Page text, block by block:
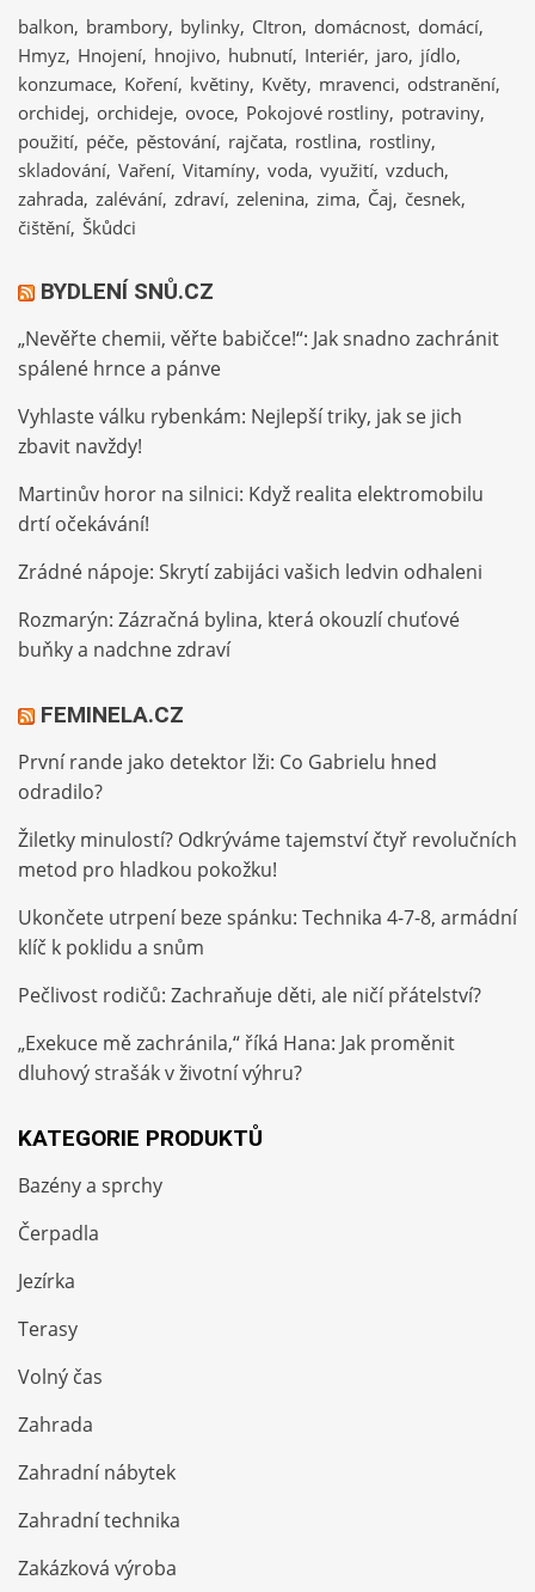
balkon brambory bylinky CItron domácnost domácí
Hmyz Hnojení hnojivo hubnutí Interiér jaro jídlo
konzumace Koření květiny Květy mravenci odstranění
orchidej orchideje ovoce Pokojové rostliny potraviny
použití péče pěstování rajčata rostlina rostliny
skladování Vaření Vitamíny voda využití vzduch
zahrada zalévání zdraví zelenina zima Čaj česnek
čištění Škůdci
BYDLENÍ SNŮ.CZ
„Nevěřte chemii, věřte babičce!“: Jak snadno zachránit
spálené hrnce a pánve
Vyhlaste válku rybenkám: Nejlepší triky, jak se jich
zbavit navždy!
Martinův horor na silnici: Když realita elektromobilu
drtí očekávání!
Zrádné nápoje: Skrytí zabijáci vašich ledvin odhaleni
Rozmarýn: Zázračná bylina, která okouzlí chuťové
buňky a nadchne zdraví
FEMINELA.CZ
První rande jako detektor lži: Co Gabrielu hned
odradilo?
Žiletky minulostí? Odkrýváme tajemství čtyř revolučních
metod pro hladkou pokožku!
Ukončete utrpení beze spánku: Technika 4-7-8, armádní
klíč k poklidu a snům
Pečlivost rodičů: Zachraňuje děti, ale ničí přátelství?
„Exekuce mě zachránila,“ říká Hana: Jak proměnit
dluhový strašák v životní výhru?
KATEGORIE PRODUKTŮ
Bazény a sprchy
Čerpadla
Jezírka
Terasy
Volný čas
Zahrada
Zahradní nábytek
Zahradní technika
Zakázková výroba